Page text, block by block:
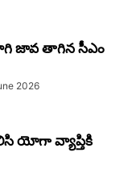
జావ తాగిన సీఎం
2026
యోగా వ్యాప్తికి